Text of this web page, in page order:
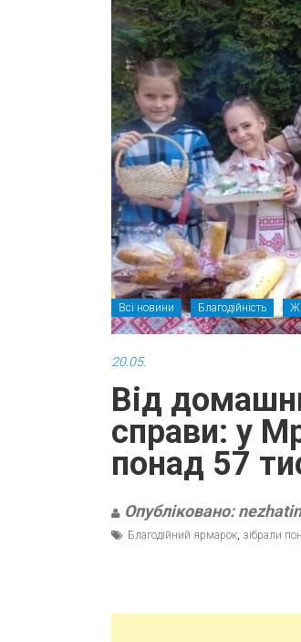
Всі новини Благодійність
20.05.
Від
справи: у
понад 57
Опубліковано: nezhatin
Благодійний ярмарок зібрали